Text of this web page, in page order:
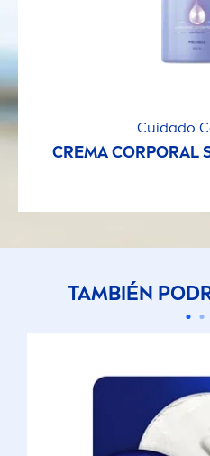
Cuidado
CREMA CORPORAL
TAMBIÉN